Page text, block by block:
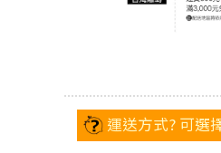
運送方式? 可選